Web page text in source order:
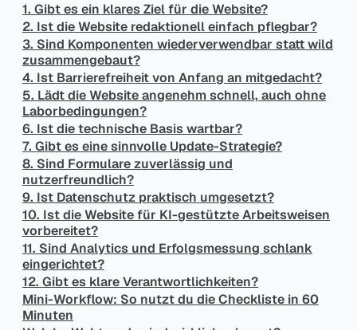
1. Gibt es ein klares Ziel für die Website?
2. Ist die Website redaktionell einfach pflegbar?
3. Sind Komponenten wiederverwendbar statt wild
zusammengebaut?
4. Ist Barrierefreiheit von Anfang an mitgedacht?
5. Lädt die Website angenehm schnell, auch ohne
Laborbedingungen?
6. Ist die technische Basis wartbar?
7. Gibt es eine sinnvolle Update-Strategie?
8. Sind Formulare zuverlässig und
nutzerfreundlich?
9. Ist Datenschutz praktisch umgesetzt?
10. Ist die Website für KI-gestützte Arbeitsweisen
vorbereitet?
11. Sind Analytics und Erfolgsmessung schlank
eingerichtet?
12. Gibt es klare Verantwortlichkeiten?
Mini-Workflow: So nutzt du die Checkliste in 60
Minuten